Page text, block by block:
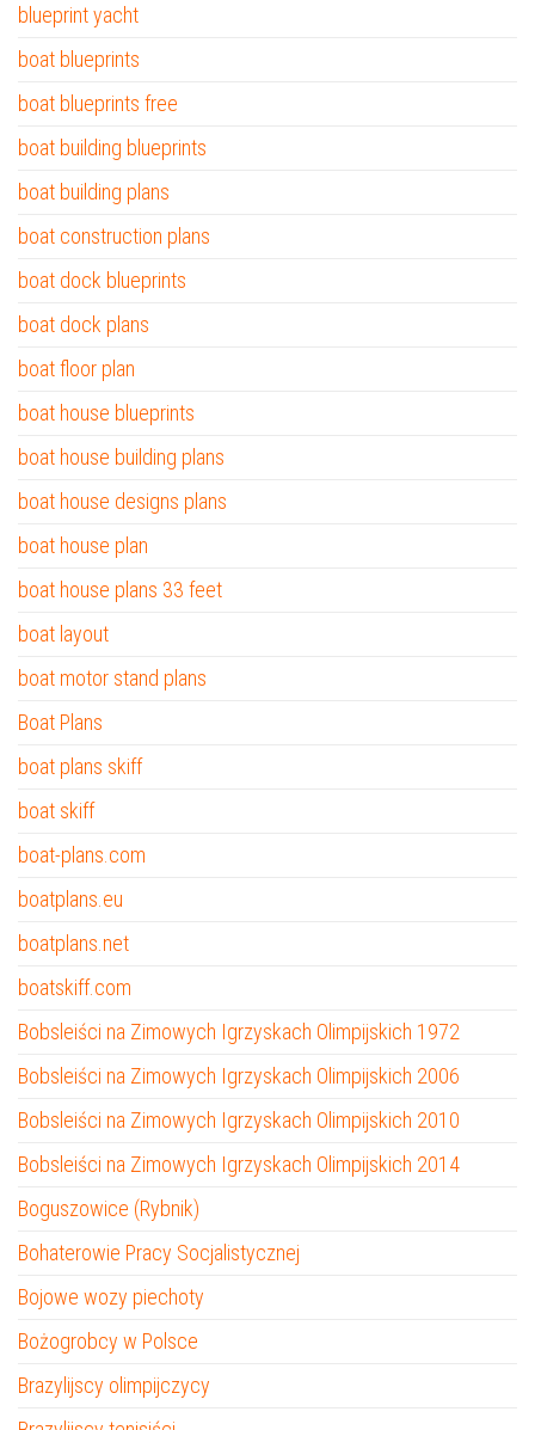
blueprint yacht
boat blueprints
boat blueprints free
boat building blueprints
boat building plans
boat construction plans
boat dock blueprints
boat dock plans
boat floor plan
boat house blueprints
boat house building plans
boat house designs plans
boat house plan
boat house plans 33 feet
boat layout
boat motor stand plans
Boat Plans
boat plans skiff
boat skiff
boat-plans.com
boatplans.eu
boatplans.net
boatskiff.com
Bobsleiści na Zimowych Igrzyskach Olimpijskich 1972
Bobsleiści na Zimowych Igrzyskach Olimpijskich 2006
Bobsleiści na Zimowych Igrzyskach Olimpijskich 2010
Bobsleiści na Zimowych Igrzyskach Olimpijskich 2014
Boguszowice (Rybnik)
Bohaterowie Pracy Socjalistycznej
Bojowe wozy piechoty
Bożogrobcy w Polsce
Brazylijscy olimpijczycy